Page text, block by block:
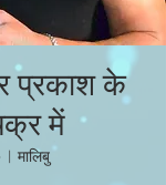
प्रकाश के
में
मालिबु